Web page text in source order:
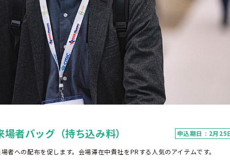
場者バッグ（持ち込み料） 申込期日 : 2月25
者への配布を促します。会場滞在中貴社をPRする人気のアイテムです。